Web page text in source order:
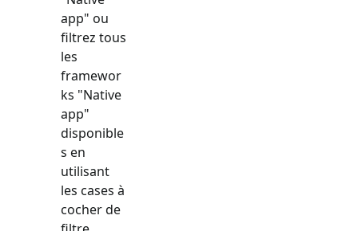
app" ou
filtrez tous
les
framewor
ks "Native
app"
disponible
s en
utilisant
les cases à
cocher de